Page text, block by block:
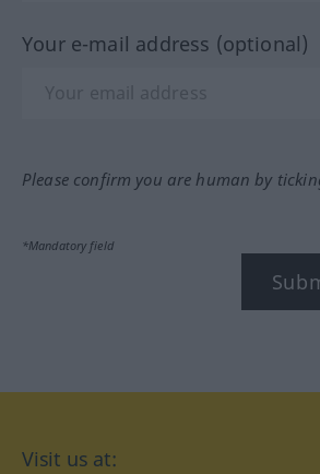
Your e-mail address (optional)
Please confirm you are human by
*Mandatory field
Visit us at: